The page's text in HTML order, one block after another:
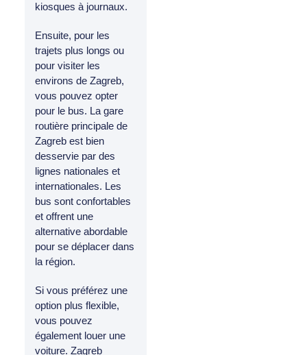
kiosques à journaux.
Ensuite, pour les
trajets plus longs ou
pour visiter les
environs de Zagreb,
vous pouvez opter
pour le bus. La gare
routière principale de
Zagreb est bien
desservie par des
lignes nationales et
internationales. Les
bus sont confortables
et offrent une
alternative abordable
pour se déplacer dans
la région.
Si vous préférez une
option plus flexible,
vous pouvez
également louer une
voiture. Zagreb